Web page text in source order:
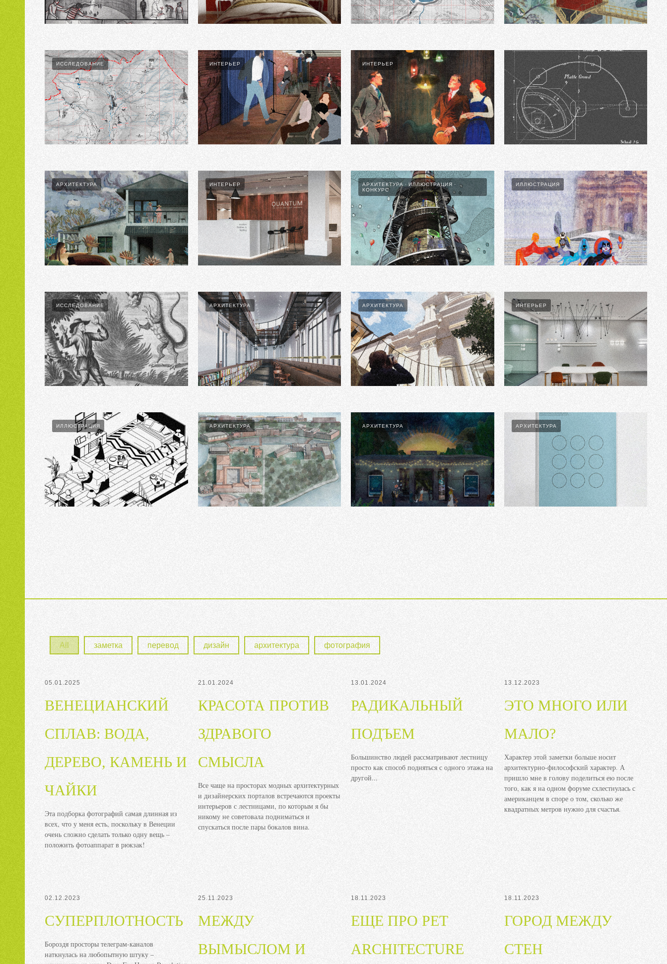
ИССЛЕДОВАНИЕ ИНТЕРЬЕР ИНТЕРЬЕР
АРХИТЕКТУРА ИНТЕРЬЕР АРХИТЕКТУРА
ИЛЛЮСТРАЦИЯ
КОНКУРС
ИЛЛЮСТРАЦИЯ
ИССЛЕДОВАНИЕ АРХИТЕКТУРА АРХИТЕКТУРА ИНТЕРЬЕР
ИЛЛЮСТРАЦИЯ АРХИТЕКТУРА АРХИТЕКТУРА АРХИТЕКТУРА
All заметка перевод дизайн архитектура фотография
05.01.2025
ВЕНЕЦИАНСКИЙ
СПЛАВ: ВОДА,
ДЕРЕВО, КАМЕНЬ И
ЧАЙКИ
Эта подборка фотографий самая длинная из
всех, что у меня есть, поскольку в Венеции
очень сложно сделать только одну вещь –
положить фотоаппарат в рюкзак!
21.01.2024
КРАСОТА ПРОТИВ
ЗДРАВОГО
СМЫСЛА
Все чаще на просторах модных архитектурных
и дизайнерских порталов встречаются проекты
интерьеров с лестницами, по которым я бы
никому не советовала подниматься и
спускаться после пары бокалов вина.
13.01.2024
РАДИКАЛЬНЫЙ
ПОДЪЕМ
Большинство людей рассматривают лестницу
просто как способ подняться с одного этажа на
другой...
13.12.2023
ЭТО МНОГО ИЛИ
МАЛО?
Характер этой заметки больше носит
архитектурно-философский характер. А
пришло мне в голову поделиться ею после
того, как я на одном форуме схлестнулась с
американцем в споре о том, сколько же
квадратных метров нужно для счастья.
02.12.2023
СУПЕРПЛОТНОСТЬ
Бороздя просторы телеграм-каналов
наткнулась на любопытную штуку –
25.11.2023
МЕЖДУ
ВЫМЫСЛОМ И
18.11.2023
ЕЩЕ ПРО PET
ARCHITECTURE
18.11.2023
ГОРОД МЕЖДУ
СТЕН